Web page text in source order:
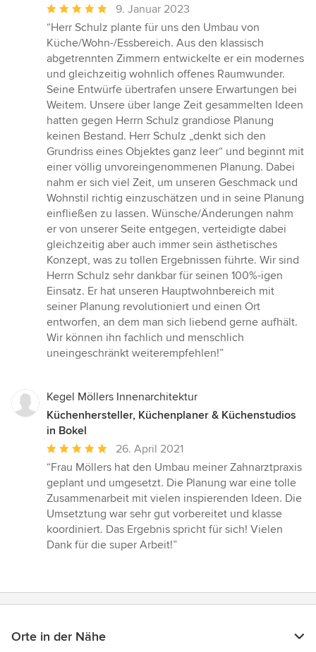
Durchschnittliche
Bewertung:
5
von
5
Sternen
9. Januar 2023
“Herr Schulz plante für uns den Umbau von
Küche/Wohn-/Essbereich. Aus den klassisch
abgetrennten Zimmern entwickelte er ein modernes
und gleichzeitig wohnlich offenes Raumwunder.
Seine Entwürfe übertrafen unsere Erwartungen bei
Weitem. Unsere über lange Zeit gesammelten Ideen
hatten gegen Herrn Schulz grandiose Planung
keinen Bestand. Herr Schulz „denkt sich den
Grundriss eines Objektes ganz leer“ und beginnt mit
einer völlig unvoreingenommenen Planung. Dabei
nahm er sich viel Zeit, um unseren Geschmack und
Wohnstil richtig einzuschätzen und in seine Planung
einfließen zu lassen. Wünsche/Änderungen nahm
er von unserer Seite entgegen, verteidigte dabei
gleichzeitig aber auch immer sein ästhetisches
Konzept, was zu tollen Ergebnissen führte. Wir sind
Herrn Schulz sehr dankbar für seinen 100%-igen
Einsatz. Er hat unseren Hauptwohnbereich mit
seiner Planung revolutioniert und einen Ort
entworfen, an dem man sich liebend gerne aufhält.
Wir können ihn fachlich und menschlich
uneingeschränkt weiterempfehlen!”
Kegel Möllers Innenarchitektur
Küchenhersteller, Küchenplaner & Küchenstudios
in Bokel
Durchschnittliche
Bewertung:
5
von
5
Sternen
26. April 2021
“Frau Möllers hat den Umbau meiner Zahnarztpraxis
geplant und umgesetzt. Die Planung war eine tolle
Zusammenarbeit mit vielen inspierenden Ideen. Die
Umsetztung war sehr gut vorbereitet und klasse
koordiniert. Das Ergebnis spricht für sich! Vielen
Dank für die super Arbeit!”
Orte in der Nähe